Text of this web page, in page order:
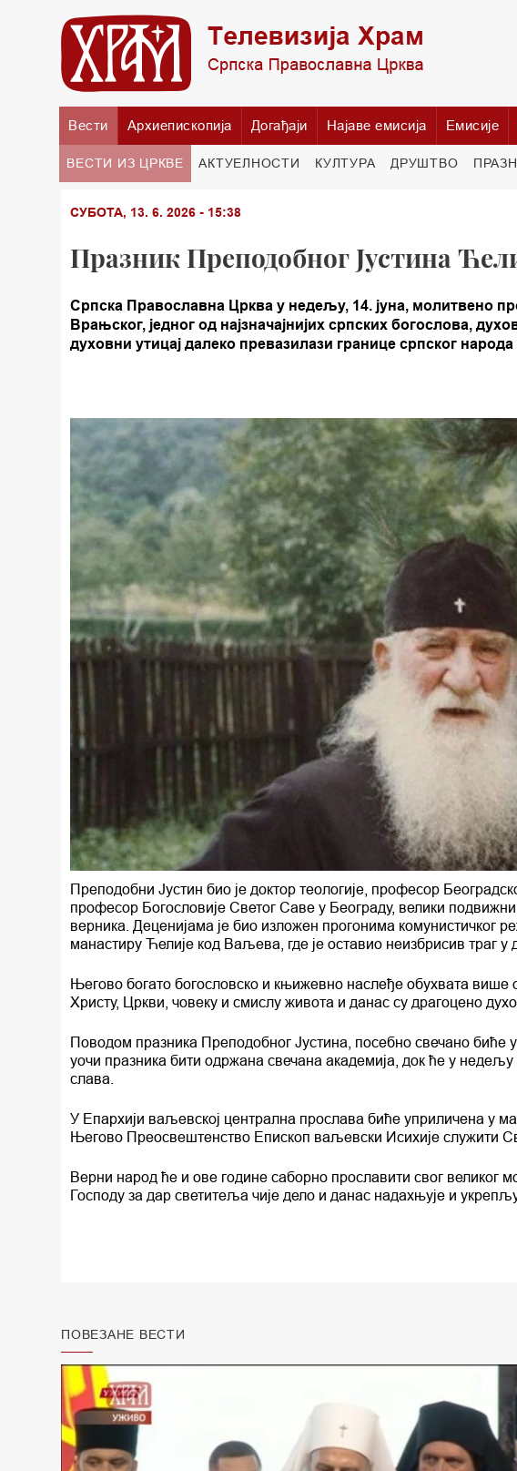
Вести Архиепископија Догађаји Најаве емисија Емисије
ВЕСТИ ИЗ ЦРКВЕ АКТУЕЛНОСТИ КУЛТУРА ДРУШТВО
СУБОТА, 13. 6. 2026 - 15:38
Празник Преподобног Јустина
Српска Православна Црква у недељу, 14. јуна, молитвено
Врањског, једног од најзначајнијих српских богослова,
духовни утицај далеко превазилази границе српског
Преподобни Јустин био је доктор теологије, професор
професор Богословије Светог Саве у Београду, велики
верника. Деценијама је био изложен прогонима комунистичког
манастиру Ћелије код Ваљева, где је оставио неизбрисив траг
Његово богато богословско и књижевно наслеђе обухвата више
Христу, Цркви, човеку и смислу живота и данас су драгоцено
Поводом празника Преподобног Јустина, посебно свечано
уочи празника бити одржана свечана академија, док ће у
слава.
У Епархији ваљевској централна прослава биће уприличена у
Његово Преосвештенство Епископ ваљевски Исихије служити
Верни народ ће и ове године саборно прославити свог великог
Господу за дар светитеља чије дело и данас надахњује и
ПОВЕЗАНЕ ВЕСТИ